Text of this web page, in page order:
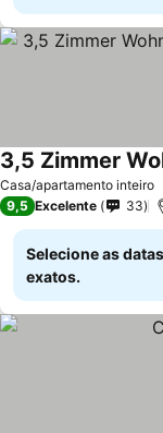
Casa/apartamento inteiro
9,5 Excelente 33
Selecione as
exatos.